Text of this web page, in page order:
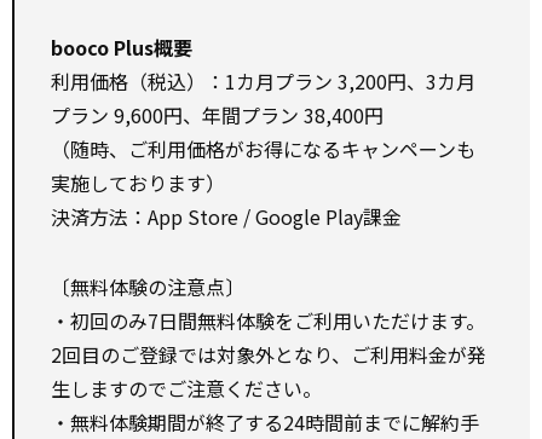
booco Plus概要
利用価格（税込）：1カ月プラン 3,200円、3カ月
プラン 9,600円、年間プラン 38,400円
（随時、ご利用価格がお得になるキャンペーンも
実施しております）
決済方法：App Store / Google Play課金
〔無料体験の注意点〕
・初回のみ7日間無料体験をご利用いただけます。
2回目のご登録では対象外となり、ご利用料金が発
生しますのでご注意ください。
・無料体験期間が終了する24時間前までに解約手